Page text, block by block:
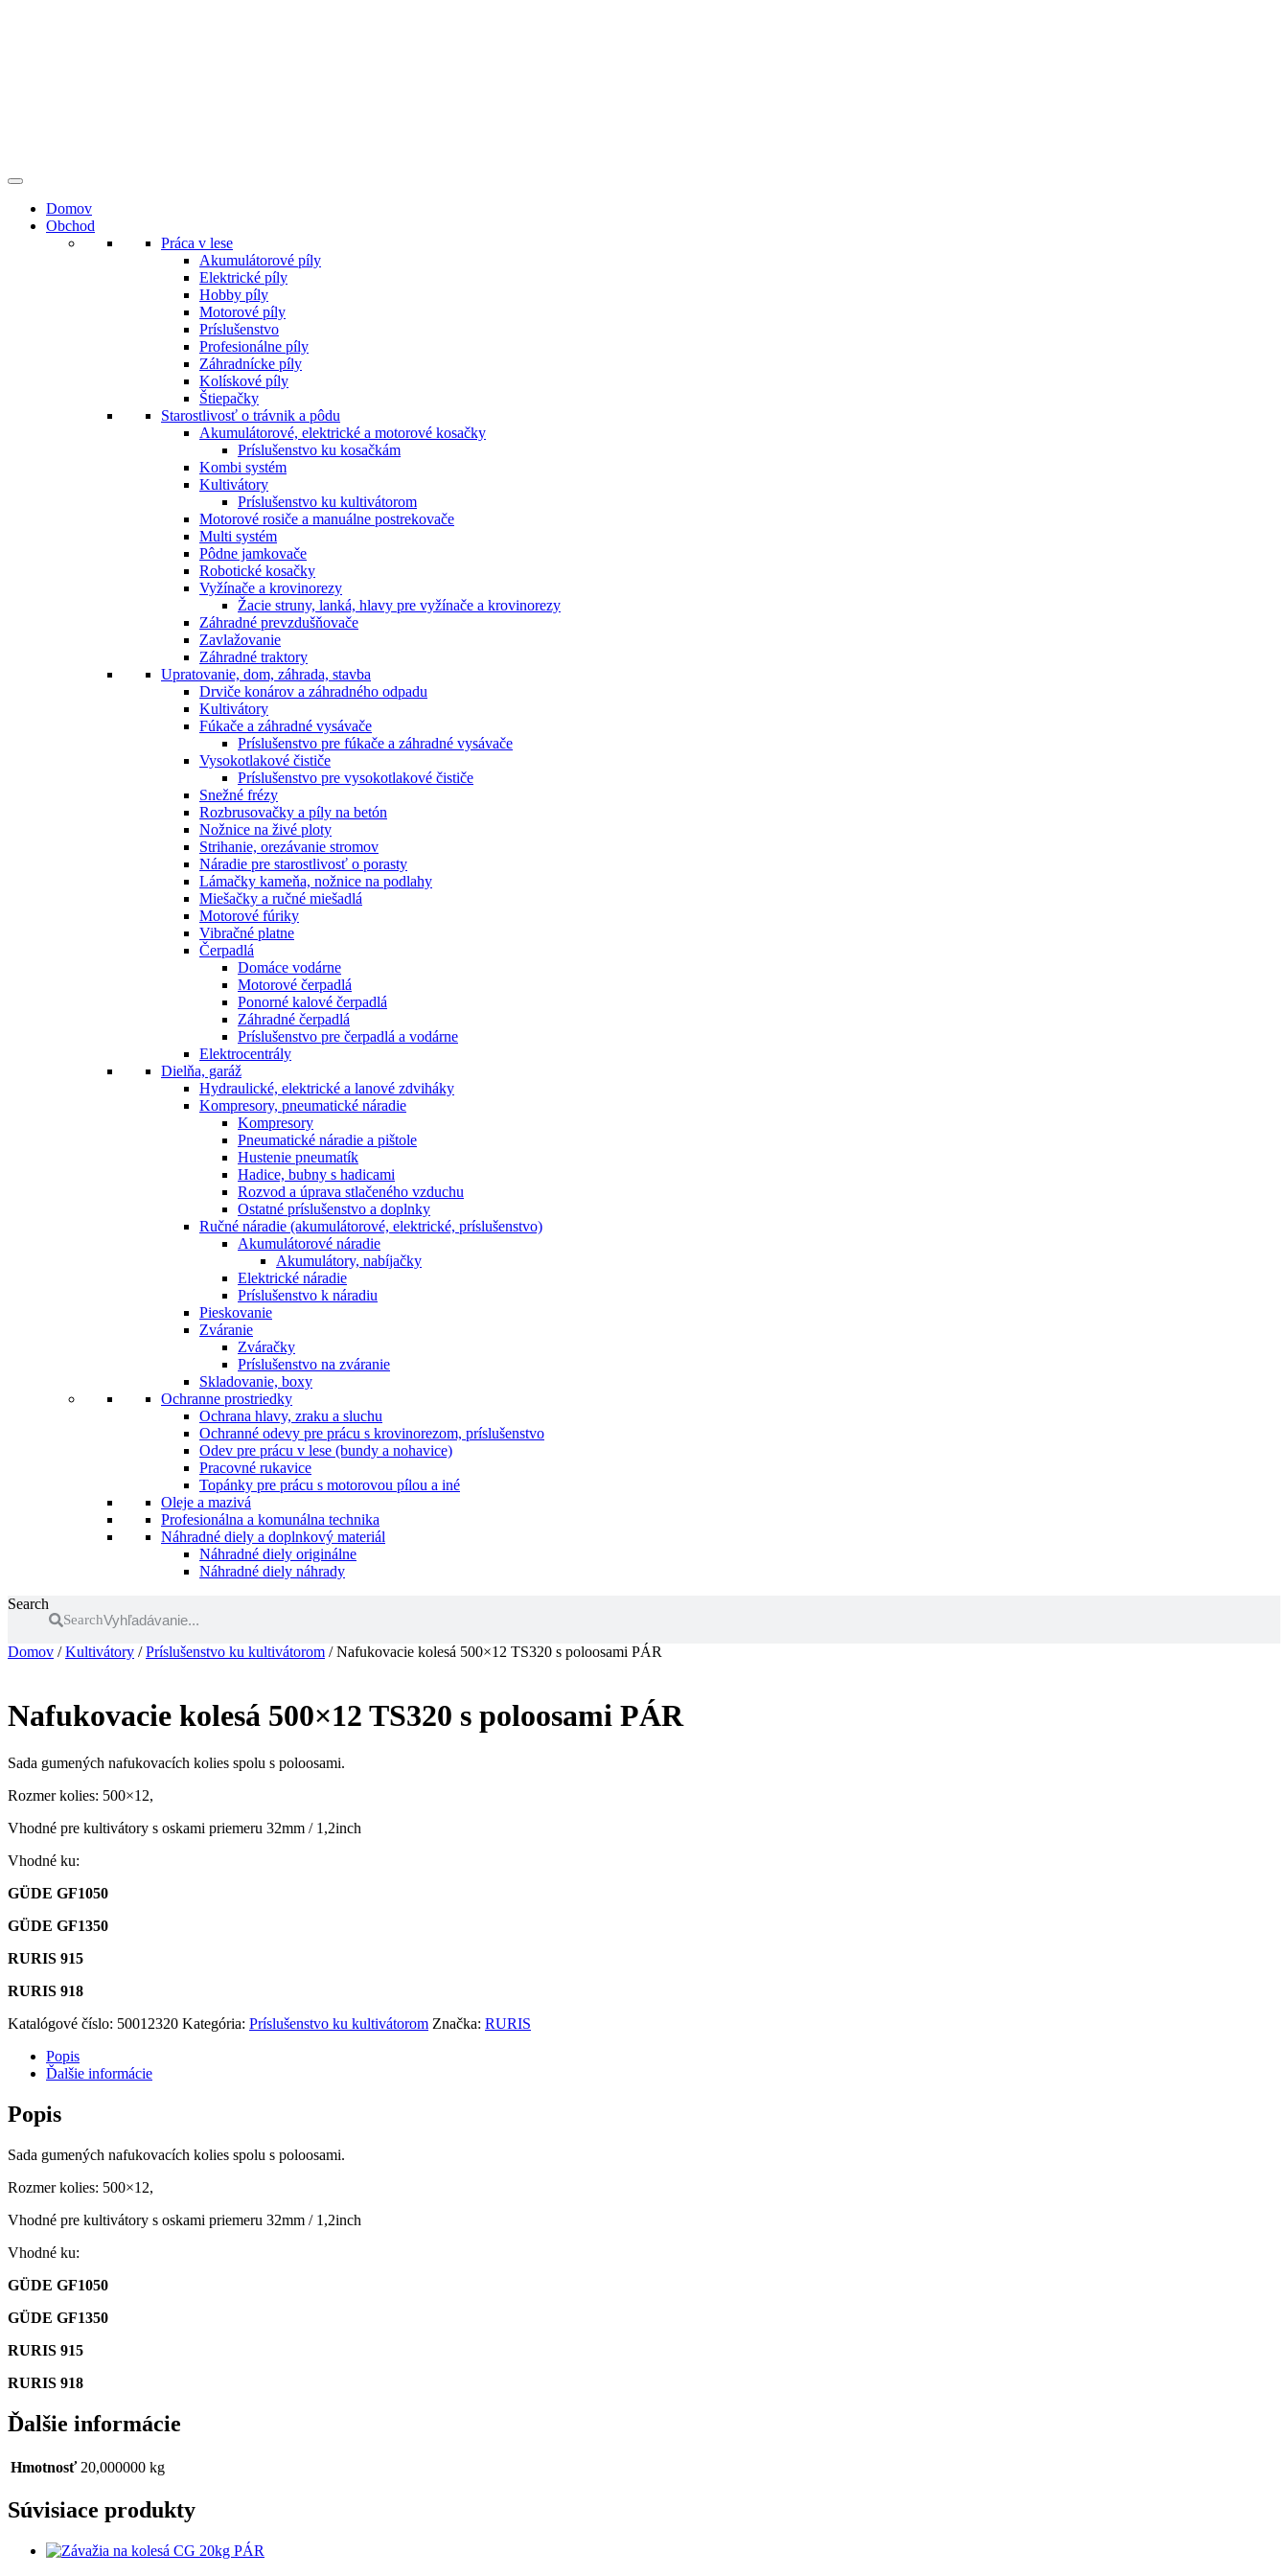
Domov
Obchod
Práca v lese
Akumulátorové píly
Elektrické píly
Hobby píly
Motorové píly
Príslušenstvo
Profesionálne píly
Záhradnícke píly
Kolískové píly
Štiepačky
Starostlivosť o trávnik a pôdu
Akumulátorové, elektrické a motorové kosačky
Príslušenstvo ku kosačkám
Kombi systém
Kultivátory
Príslušenstvo ku kultivátorom
Motorové rosiče a manuálne postrekovače
Multi systém
Pôdne jamkovače
Robotické kosačky
Vyžínače a krovinorezy
Žacie struny, lanká, hlavy pre vyžínače a krovinorezy
Záhradné prevzdušňovače
Zavlažovanie
Záhradné traktory
Upratovanie, dom, záhrada, stavba
Drviče konárov a záhradného odpadu
Kultivátory
Fúkače a záhradné vysávače
Príslušenstvo pre fúkače a záhradné vysávače
Vysokotlakové čističe
Príslušenstvo pre vysokotlakové čističe
Snežné frézy
Rozbrusovačky a píly na betón
Nožnice na živé ploty
Strihanie, orezávanie stromov
Náradie pre starostlivosť o porasty
Lámačky kameňa, nožnice na podlahy
Miešačky a ručné miešadlá
Motorové fúriky
Vibračné platne
Čerpadlá
Domáce vodárne
Motorové čerpadlá
Ponorné kalové čerpadlá
Záhradné čerpadlá
Príslušenstvo pre čerpadlá a vodárne
Elektrocentrály
Dielňa, garáž
Hydraulické, elektrické a lanové zdviháky
Kompresory, pneumatické náradie
Kompresory
Pneumatické náradie a pištole
Hustenie pneumatík
Hadice, bubny s hadicami
Rozvod a úprava stlačeného vzduchu
Ostatné príslušenstvo a doplnky
Ručné náradie (akumulátorové, elektrické, príslušenstvo)
Akumulátorové náradie
Akumulátory, nabíjačky
Elektrické náradie
Príslušenstvo k náradiu
Pieskovanie
Zváranie
Zváračky
Príslušenstvo na zváranie
Skladovanie, boxy
Ochranne prostriedky
Ochrana hlavy, zraku a sluchu
Ochranné odevy pre prácu s krovinorezom, príslušenstvo
Odev pre prácu v lese (bundy a nohavice)
Pracovné rukavice
Topánky pre prácu s motorovou pílou a iné
Oleje a mazivá
Profesionálna a komunálna technika
Náhradné diely a doplnkový materiál
Náhradné diely originálne
Náhradné diely náhrady
Search
Search
Domov /Kultivátory /Príslušenstvo ku kultivátorom / Nafukovacie kolesá 500×12 TS320 s poloosami PÁR
Nafukovacie kolesá 500×12 TS320 s poloosami PÁR
Sada gumených nafukovacích kolies spolu s poloosami.
Rozmer kolies: 500×12,
Vhodné pre kultivátory s oskami priemeru 32mm / 1,2inch
Vhodné ku:
GÜDE GF1050
GÜDE GF1350
RURIS 915
RURIS 918
Katalógové číslo: 50012320 Kategória: Príslušenstvo ku kultivátorom Značka: RURIS
Popis
Ďalšie informácie
Popis
Sada gumených nafukovacích kolies spolu s poloosami.
Rozmer kolies: 500×12,
Vhodné pre kultivátory s oskami priemeru 32mm / 1,2inch
Vhodné ku:
GÜDE GF1050
GÜDE GF1350
RURIS 915
RURIS 918
Ďalšie informácie
Hmotnosť 20,000000 kg
Súvisiace produkty